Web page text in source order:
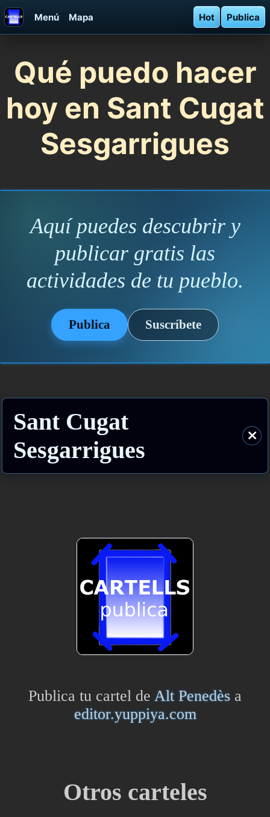
Menú Mapa Hot Publica
Qué puedo hacer
hoy en Sant Cugat
Sesgarrigues
Aquí puedes descubrir y
publicar gratis las
actividades de tu pueblo.
Publica Suscríbete
Sant Cugat
Sesgarrigues
⨯
Publica tu cartel de Alt Penedèsa
editor.yuppiya.com
Otros carteles